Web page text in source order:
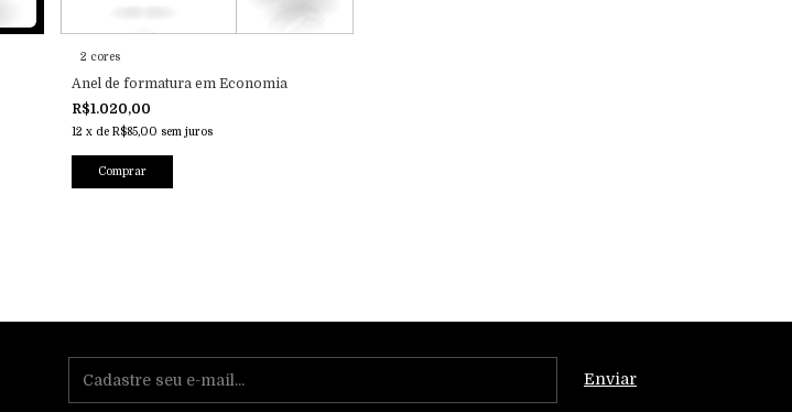
2 cores
Anel de formatura em Economia
R$1.020,00
12 x de R$85,00 sem juros
Comprar